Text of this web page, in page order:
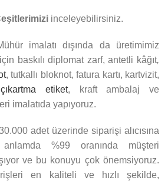
inceleyebilirsiniz.
imalatı dışında da üretimimiz
baskılı diplomat zarf, antetli kâğıt,
, tutkallı bloknot, fatura kartı, kartvizit,
etiket, kraft ambalaj ve
imalatıda yapıyoruz.
adet üzerinde siparişi alıcısına
anlamda %99 oranında müşteri
ve bu konuyu çok önemsiyoruz.
en kaliteli ve hızlı şekilde,